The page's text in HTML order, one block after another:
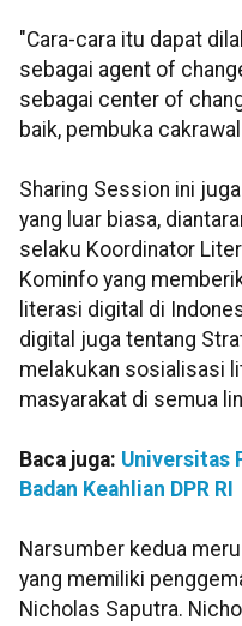
"Cara-cara itu dapat
sebagai agent of
sebagai center of
baik, pembuka
Sharing Session ini
yang luar biasa,
selaku Koordinator
Kominfo yang
literasi digital di
digital juga tentang
melakukan sosialisasi
masyarakat di semua
Baca juga: Universitas
Badan Keahlian DPR RI
Narsumber kedua
yang memiliki
Nicholas Saputra.